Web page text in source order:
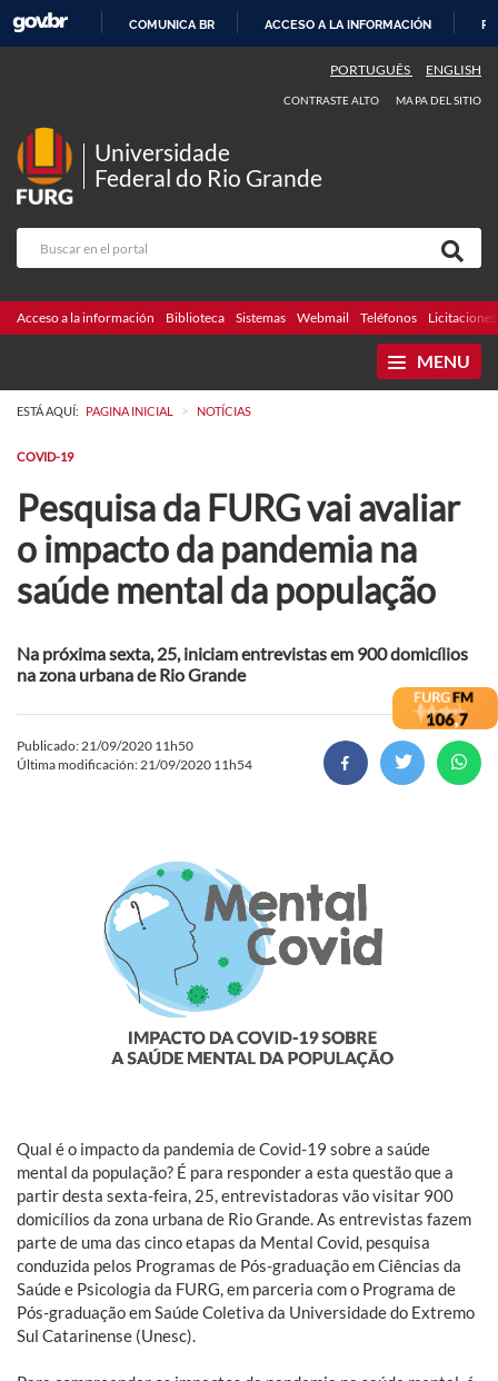
CONTENIDO
COMUNICA BR ACCESO A LA INFORMACIÓN
PORTUGUÊS ENGLISH
CONTRASTE ALTO MAPA DEL SITIO
Universidade
Federal do Rio Grande
Acceso a la información Biblioteca Sistemas Webmail Teléfonos Licitaciones
MENU
ESTÁ AQUÍ: PAGINA INICIAL > NOTÍCIAS
COVID-19
Pesquisa da FURG vai avaliar
o impacto da pandemia na
saúde mental da população
Na próxima sexta, 25, iniciam entrevistas em 900 domicílios
na zona urbana de Rio Grande
Publicado: 21/09/2020 11h50
Última modificación: 21/09/2020 11h54
Qual é o impacto da pandemia de Covid-19 sobre a saúde
mental da população? É para responder a esta questão que a
partir desta sexta-feira, 25, entrevistadoras vão visitar 900
domicílios da zona urbana de Rio Grande. As entrevistas fazem
parte de uma das cinco etapas da Mental Covid, pesquisa
conduzida pelos Programas de Pós-graduação em Ciências da
Saúde e Psicologia da FURG, em parceria com o Programa de
Pós-graduação em Saúde Coletiva da Universidade do Extremo
Sul Catarinense (Unesc).